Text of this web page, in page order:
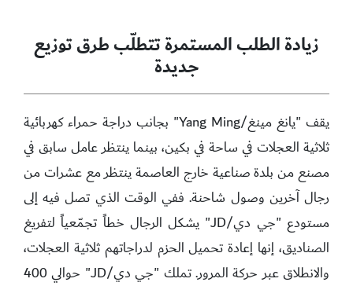
زيادة الطلب المستمرة تتطلّب طرق توزيع
جديدة
يقف "يانغ مينغ/Yang Ming" بجانب دراجة حمراء كهربائية
ثلاثية العجلات في ساحة في بكين، بينما ينتظر عامل سابق في
مصنع من بلدة صناعية خارج العاصمة ينتظر مع عشرات من
رجال آخرين وصول شاحنة. ففي الوقت الذي تصل فيه إلى
مستودع "جي دي/JD" يشكل الرجال خطاً تجمّعياً لتفريغ
الصناديق، إنها إعادة تحميل الحزم لدراجاتهم ثلاثية العجلات،
والانطلاق عبر حركة المرور. تملك "جي دي/JD" حوالي 400